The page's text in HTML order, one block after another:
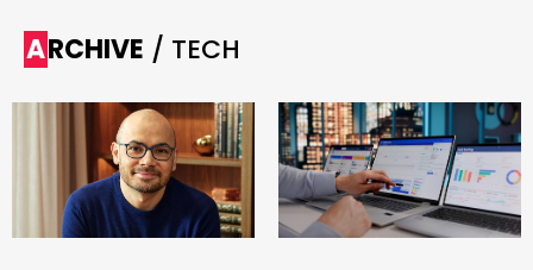
ARCHIVE / TECH